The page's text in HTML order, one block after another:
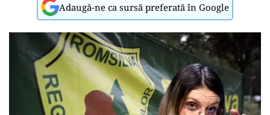
Adaugă-ne ca sursă preferată în Google